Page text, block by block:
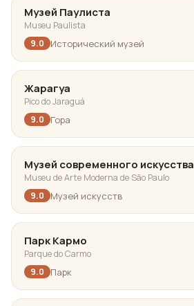
Музей Паулиста
Museu Paulista
9.0
Исторический музей
Жарагуа
Pico do Jaraguá
9.0
Гора
Музей современного искусства
Museu de Arte Moderna de São Paulo
9.0
Музей искусств
Парк Кармо
Parque do Carmo
9.0
Парк